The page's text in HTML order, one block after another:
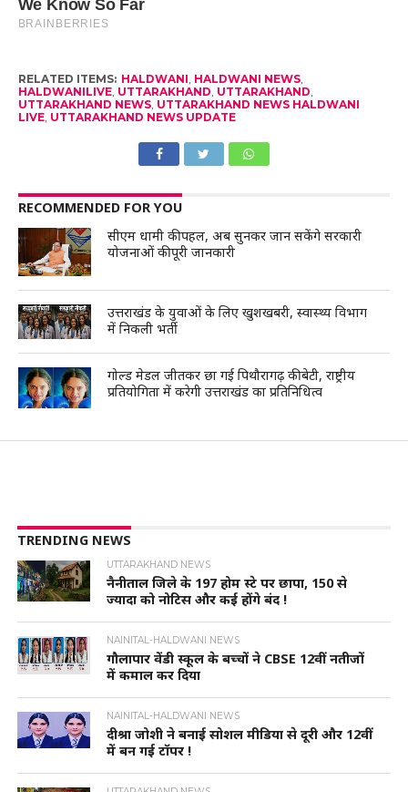
RELATED ITEMS: HALDWANI HALDWANI NEWS,
HALDWANILIVE, UTTARAKHAND UTTARAKHAND
UTTARAKHAND NEWS, UTTARAKHAND NEWS HALDWANI
LIVE, UTTARAKHAND NEWS UPDATE
RECOMMENDED FOR YOU
सीएम धामी की पहल, अब सुनकर जान सकेंगे सरकारी
योजनाओं की पूरी जानकारी
उत्तराखंड के युवाओं के लिए खुशखबरी, स्वास्थ्य विभाग
में निकली भर्ती
गोल्ड मेडल जीतकर छा गई पिथौरागढ़ की बेटी, राष्ट्रीय
प्रतियोगिता में करेगी उत्तराखंड का प्रतिनिधित्व
TRENDING NEWS
UTTARAKHAND NEWS
नैनीताल जिले के 197 होम स्टे पर छापा, 150 से
ज्यादा को नोटिस और कई होंगे बंद !
NAINITAL-HALDWANI NEWS
गौलापार वेंडी स्कूल के बच्चों ने CBSE 12वीं नतीजों
में कमाल कर दिया
NAINITAL-HALDWANI NEWS
दीश्रा जोशी ने बनाई सोशल मीडिया से दूरी और 12वीं
में बन गई टॉपर !